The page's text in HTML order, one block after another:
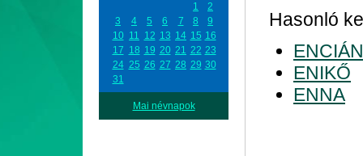
1
2
3
4 5 6 7 8
9
10 11 12 13 14 15 16
17 18 19 20 21 22 23
24 25 26 27 28 29 30
31
Mai névnapok
Hasonló
ENIKŐ
ENNA